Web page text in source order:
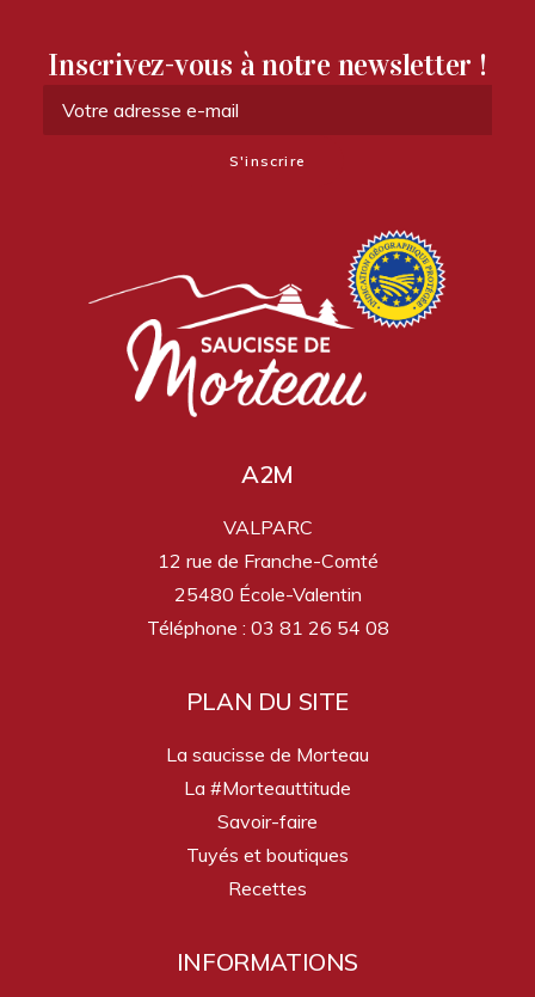
Inscrivez-vous à notre newsletter !
A2M
VALPARC
12 rue de Franche-Comté
25480 École-Valentin
Téléphone : 03 81 26 54 08
PLAN DU SITE
La saucisse de Morteau
La #Morteauttitude
Savoir-faire
Tuyés et boutiques
Recettes
INFORMATIONS